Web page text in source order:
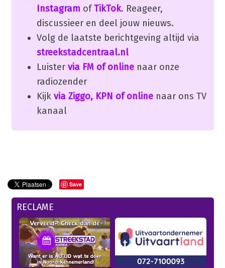
Instagram ofTikTok. Reageer,
discussieer en deel jouw nieuws.
Volg de laatste berichtgeving altijd via
streekstadcentraal.nl
Luister via FM of onlinenaar onze
radiozender
Kijk via Ziggo, KPN of onlinenaar ons TV
kanaal
Save
RECLAME